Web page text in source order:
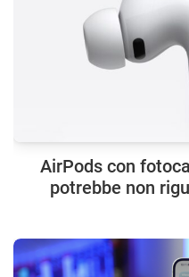
AirPods con
potrebbe non